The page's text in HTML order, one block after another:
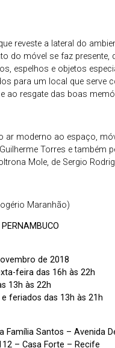
reveste a lateral do
do móvel se faz presente,
espelhos e objetos
para um local que serve
ao resgate das boas
ar moderno ao espaço,
Torres e também
Mole, de Sergio
Maranhão)
de 2018
feira das 16h às 22h
13h às 22h
feriados das 13h às 21h
Família Santos – Avenida
– Casa Forte – Recife